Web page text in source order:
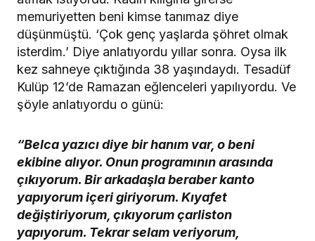
memuriyetten beni kimse tanımaz diye
düşünmüştü. ‘Çok genç yaşlarda şöhret olmak
isterdim.’ Diye anlatıyordu yıllar sonra. Oysa ilk
kez sahneye çıktığında 38 yaşındaydı. Tesadüf
Kulüp 12’de Ramazan eğlenceleri yapılıyordu. Ve
şöyle anlatıyordu o günü:
“Belca yazıcı diye bir hanım var, o beni
ekibine alıyor. Onun programının arasında
çıkıyorum. Bir arkadaşla beraber kanto
yapıyorum içeri giriyorum. Kıyafet
değiştiriyorum, çıkıyorum çarliston
yapıyorum. Tekrar selam veriyorum,